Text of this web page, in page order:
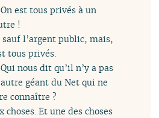
On est tous privés à un
!
sauf l’argent public, mais,
tous privés.
Qui nous dit qu’il n’y a pas
géant du Net qui ne
connaître ?
choses. Et une des choses